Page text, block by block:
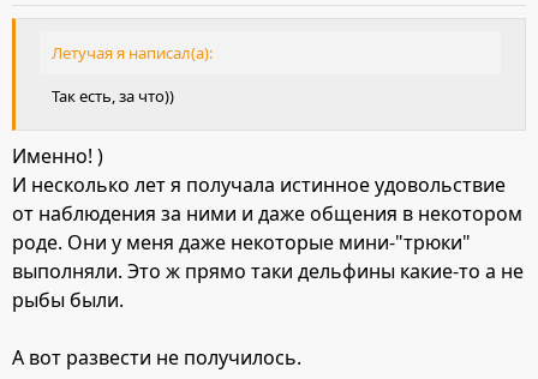
Летучая я написал(а):
Так есть, за что))
Именно! )
И несколько лет я получала истинное удовольствие
от наблюдения за ними и даже общения в некотором
роде. Они у меня даже некоторые мини-"трюки"
выполняли. Это ж прямо таки дельфины какие-то а не
рыбы были.
А вот развести не получилось.